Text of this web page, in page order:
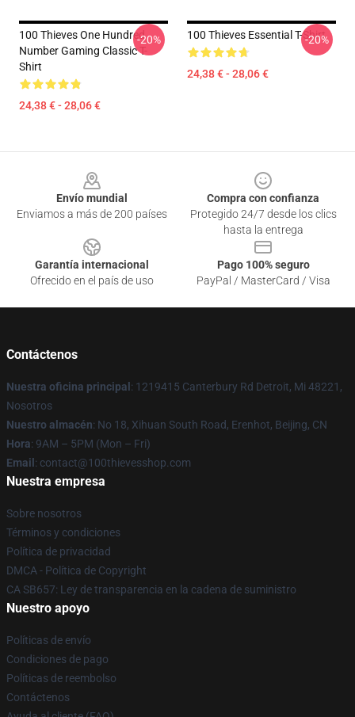
100 Thieves One Hundred
Number Gaming Classic T-
Shirt
24,38 € - 28,06 €
-20% 100 Thieves Essential T-Shirt
24,38 € - 28,06 €
-20%
Envío mundial
Enviamos a más de 200 países
Compra con confianza
Protegido 24/7 desde los clics
hasta la entrega
Garantía internacional
Ofrecido en el país de uso
Pago 100% seguro
PayPal / MasterCard / Visa
Contáctenos
Nuestra oficina principal : 1219415 Canterbury Rd Detroit, Mi 48221,
Nosotros
Nuestro almacén: No 18, Xihuan South Road, Erenhot, Beijing, CN
Hora: 9AM – 5PM (Mon – Fri)
Email : contact@100thievesshop.com
Nuestra empresa
Sobre nosotros
Términos y condiciones
Política de privacidad
DMCA - Política de Copyright
CA SB657: Ley de transparencia en la cadena de suministro
Nuestro apoyo
Políticas de envío
Condiciones de pago
Políticas de reembolso
Contáctenos